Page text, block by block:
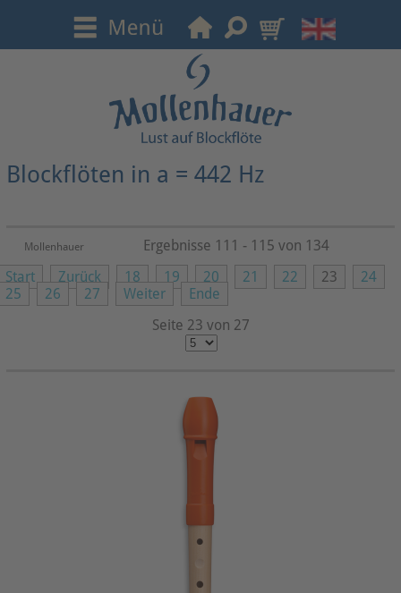
Blockflöten in a = 442 Hz
Mollenhauer
Start Zurück 18 19 20 21 22 23
24
25
26 27 Weiter
Ende
Seite 23 von 27
Ergebnisse 111 - 115 von 134